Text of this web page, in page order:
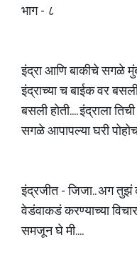
भाग - ८
इंद्रा आणि बाकीचे सगळे
इंद्राच्या च बाईक वर
बसली होती.... इंद्राला
सगळे आपापल्या घरी
इंद्रजीत - जिजा.. अग
वेडंवाकडं करण्याच्या
समजून घे मी....